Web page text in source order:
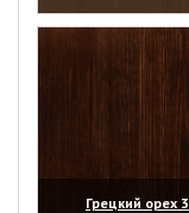
(увеличить)
Грецкий орех 3